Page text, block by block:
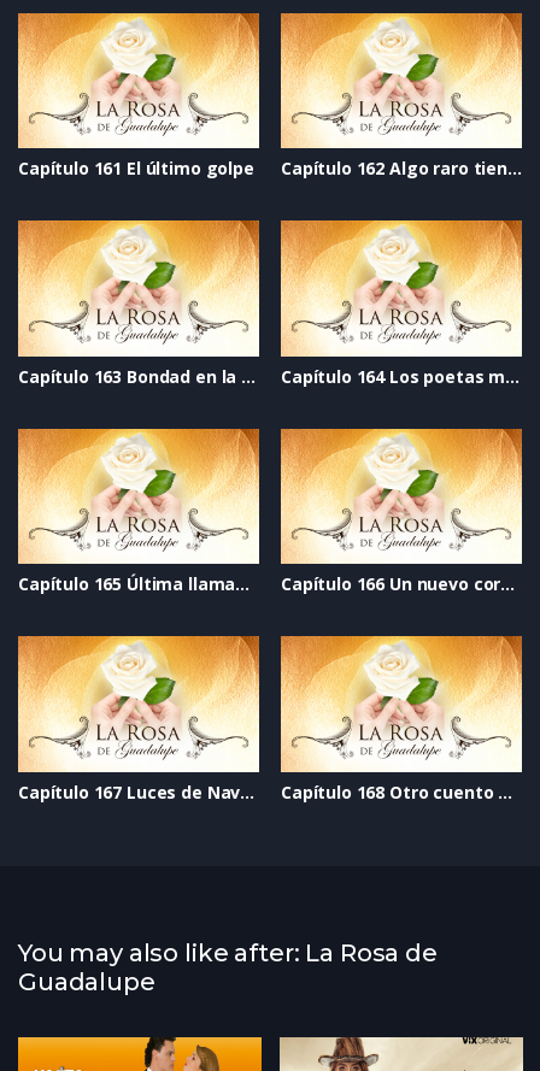
Capítulo 161 El último golpe Capítulo 162 Algo raro tiene Elisa
Capítulo 163 Bondad en la mirada Capítulo 164 Los poetas malditos
Capítulo 165 Última llamada al perdón Capítulo 166 Un nuevo corazón
Capítulo 167 Luces de Navidad Capítulo 168 Otro cuento de Navidad
You may also like after: La Rosa de
Guadalupe